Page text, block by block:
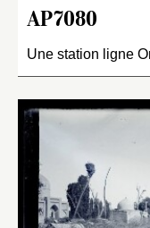
AP7080
Une station ligne